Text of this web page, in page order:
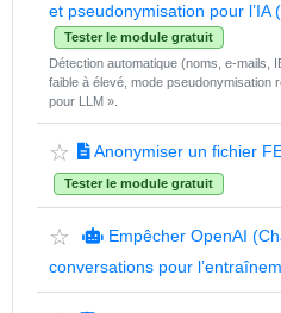
et pseudonymisation pour l’IA
Tester le module gratuit
Détection automatique (noms, e-mails,
faible à élevé, mode pseudonymisation
pour LLM ».
☆ Anonymiser un fichier
Tester le module gratuit
☆
Empêcher OpenAI
conversations pour